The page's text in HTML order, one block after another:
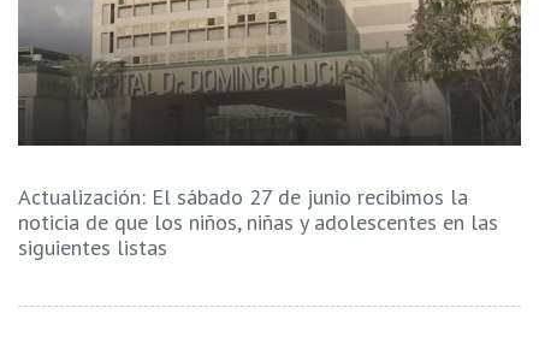
Actualización: El sábado 27 de junio recibimos la
noticia de que los niños, niñas y adolescentes en las
siguientes listas